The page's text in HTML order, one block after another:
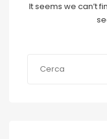
It seems we can’t